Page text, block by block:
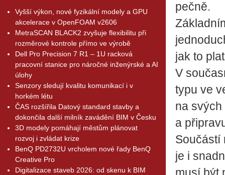
Vyšší výkon, nové fyzikální modely a GPU
akcelerace v OpenFOAM v2606
MetraSCAN BLACK2 zvyšuje flexibilitu při
rozměrové kontrole přímo ve výrobě
Dell Pro Precision 7 R1 – 1U racková
pracovní stanice pro náročné inženýrské a AI
úlohy
Senzory sledují kvalitu komunikací i v
horkém létu
ČAS rozšířila Datový standard stavby a
dokončila další milník zavádění BIM v Česku
3D modely pomáhají městům plánovat
rozvoj i zvládat krize
BenQ PD2732U vrcholem nové řady BenQ
Creative Pro
Digitalizace staveb 2026: od skenu k BIM
peč­ně.
jak to
V
ty­pu ve
na
a
Sou­čás­tí
je i